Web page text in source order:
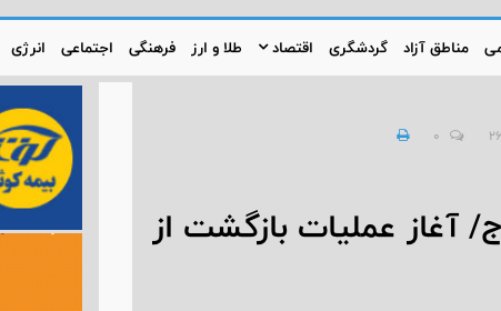
مناطق آزاد گردشگری اقتصاد طلا و ارز فرهنگی اجتماعی انرژی
0
آغاز عمليات بازگشت از